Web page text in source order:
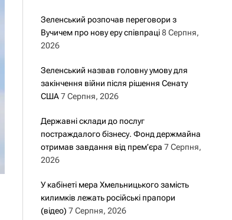
Зеленський розпочав переговори з
Вучичем про нову еру співпраці 8 Серпня,
2026
Зеленський назвав головну умову для
закінчення війни після рішення Сенату
США 7 Серпня, 2026
Державні склади до послуг
постраждалого бізнесу. Фонд держмайна
отримав завдання від прем’єра 7 Серпня,
2026
У кабінеті мера Хмельницького замість
килимків лежать російські прапори
(відео) 7 Серпня, 2026